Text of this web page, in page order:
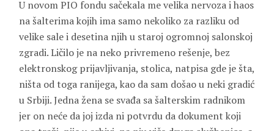
U novom PIO fondu sačekala me velika nervoza i haos
na šalterima kojih ima samo nekoliko za razliku od
velike sale i desetina njih u staroj ogromnoj salonskoj
zgradi. Ličilo je na neko privremeno rešenje, bez
elektronskog prijavljivanja, stolica, natpisa gde je šta,
ništa od toga ranijega, kao da sam došao u neki gradić
u Srbiji. Jedna žena se svađa sa šalterskim radnikom
jer on neće da joj izda ni potvrdu da dokument koji